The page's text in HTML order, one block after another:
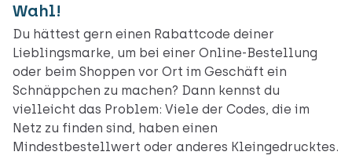
Wahl!
Du hättest gern einen Rabattcode deiner
Lieblingsmarke, um bei einer Online-Bestellung
oder beim Shoppen vor Ort im Geschäft ein
Schnäppchen zu machen? Dann kennst du
vielleicht das Problem: Viele der Codes, die im
Netz zu finden sind, haben einen
Mindestbestellwert oder anderes Kleingedrucktes.